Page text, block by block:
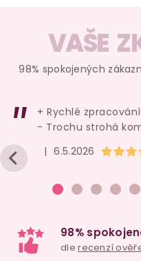
VAŠE
98% spokojených
| 6.5.2026
+ Rychlé
- Trochu strohá